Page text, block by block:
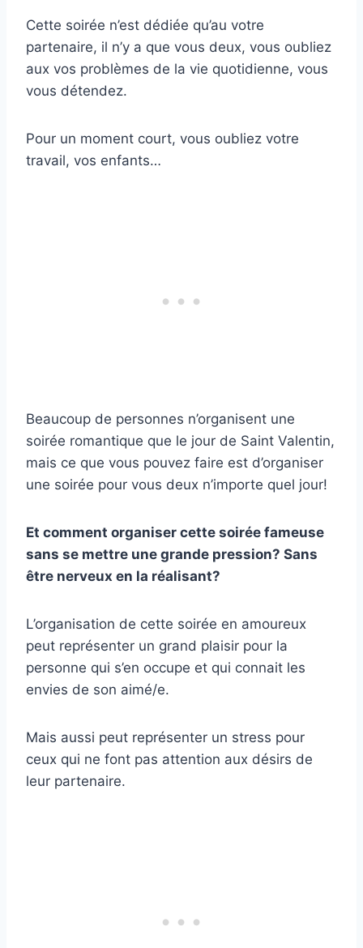
Cette soirée n’est dédiée qu’au votre
partenaire, il n’y a que vous deux, vous oubliez
aux vos problèmes de la vie quotidienne, vous
vous détendez.
Pour un moment court, vous oubliez votre
travail, vos enfants…
Beaucoup de personnes n’organisent une
soirée romantique que le jour de Saint Valentin,
mais ce que vous pouvez faire est d’organiser
une soirée pour vous deux n’importe quel jour!
Et comment organiser cette soirée fameuse
sans se mettre une grande pression? Sans
être nerveux en la réalisant?
L’organisation de cette soirée en amoureux
peut représenter un grand plaisir pour la
personne qui s’en occupe et qui connait les
envies de son aimé/e.
Mais aussi peut représenter un stress pour
ceux qui ne font pas attention aux désirs de
leur partenaire.